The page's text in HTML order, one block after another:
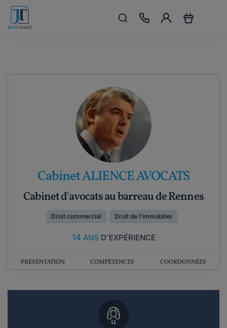
Cabinet ALIENCE AVOCATS
Cabinet d'avocats au barreau de Rennes
Droit commercial Droit de l'immobilier
14 ANS D'EXPÉRIENCE
PRÉSENTATION COMPÉTENCES COORDONNÉES